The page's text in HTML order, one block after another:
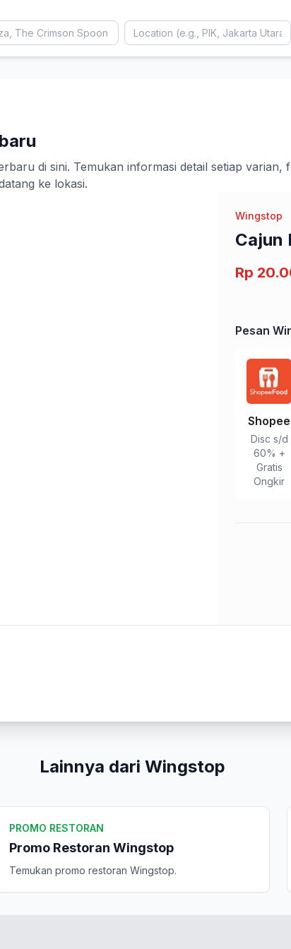
di sini. Temukan informasi detail setiap
ke lokasi.
Wingstop
Cajun
Rp
Pesan
Shopee
Disc s/d
60% +
Gratis
Ongkir
Lainnya dari Wingstop
PROMO RESTORAN
Promo Restoran Wingstop
Temukan promo restoran Wingstop.